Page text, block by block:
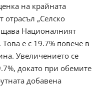
на крайната
отрасъл „Селско
Националният
е с 19.7% повече в
Увеличението се
докато при обемите
добавена